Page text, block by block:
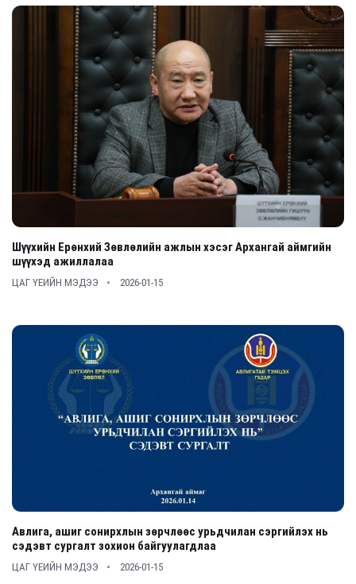
Шүүхийн Ерөнхий Зөвлөлийн ажлын хэсэг Архангай аймгийн
шүүхэд ажиллалаа
ЦАГ ҮЕИЙН МЭДЭЭ 2026-01-15
Авлига, ашиг сонирхлын зөрчлөөс урьдчилан сэргийлэх нь
сэдэвт сургалт зохион байгуулагдлаа
ЦАГ ҮЕИЙН МЭДЭЭ 2026-01-15